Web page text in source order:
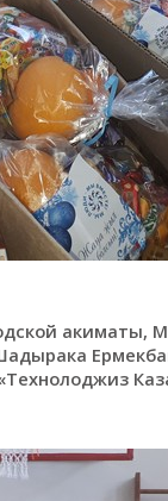
акиматы,